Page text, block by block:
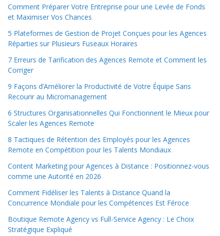
Comment Préparer Votre Entreprise pour une Levée de Fonds
et Maximiser Vos Chances
5 Plateformes de Gestion de Projet Conçues pour les Agences
Réparties sur Plusieurs Fuseaux Horaires
7 Erreurs de Tarification des Agences Remote et Comment les
Corriger
9 Façons d’Améliorer la Productivité de Votre Équipe Sans
Recourir au Micromanagement
6 Structures Organisationnelles Qui Fonctionnent le Mieux pour
Scaler les Agences Remote
8 Tactiques de Rétention des Employés pour les Agences
Remote en Compétition pour les Talents Mondiaux
Content Marketing pour Agences à Distance : Positionnez-vous
comme une Autorité en 2026
Comment Fidéliser les Talents à Distance Quand la
Concurrence Mondiale pour les Compétences Est Féroce
Boutique Remote Agency vs Full-Service Agency : Le Choix
Stratégique Expliqué